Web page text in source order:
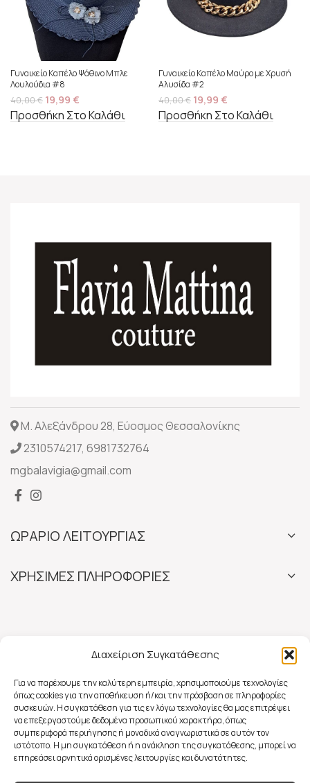
Διαχείριση Συγκατάθεσης
Για να παρέχουμε την καλύτερη εμπειρία, χρησιμοποιούμε τεχνολογίες
όπως cookies για την αποθήκευση ή/και την πρόσβαση σε πληροφορίες
συσκευών. Η συγκατάθεση για τις εν λόγω τεχνολογίες θα μας επιτρέψει
να επεξεργαστούμε δεδομένα προσωπικού χαρακτήρα, όπως
συμπεριφορά περιήγησης ή μοναδικά αναγνωριστικά σε αυτόν τον
ιστότοπο. Η μη συγκατάθεση ή η ανάκληση της συγκατάθεσης, μπορεί να
επηρεάσει αρνητικά ορισμένες λειτουργίες και δυνατότητες.
Γυναικείο Καπέλο Ψάθινο Μπλε
Λουλούδια #8
40,00€ 19,99 €
Προσθήκη Στο Καλάθι
Γυναικείο Καπέλο Μαύρο με Χρυσή
Αλυσίδα #2
40,00€ 19,99 €
Προσθήκη Στο Καλάθι
Μ. Αλεξάνδρου 28, Εύοσμος Θεσσαλονίκης
2310574217, 6981732764
mgbalavigia@gmail.com
ΩΡΑΡΙΟ ΛΕΙΤΟΥΡΓΙΑΣ
ΧΡΗΣΙΜΕΣ ΠΛΗΡΟΦΟΡΙΕΣ